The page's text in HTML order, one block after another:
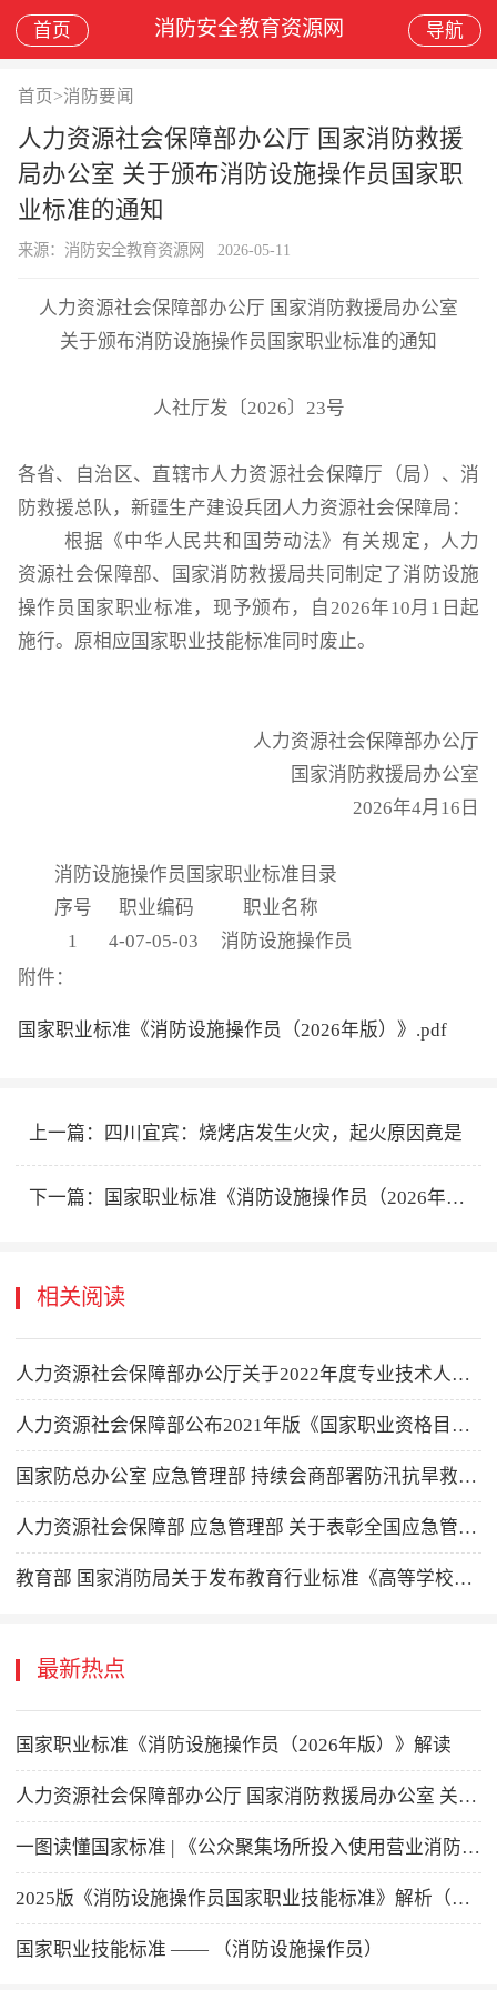
首页 消防安全教育资源网 导航
首页 >消防要闻
人力资源社会保障部办公厅 国家消防救援
局办公室 关于颁布消防设施操作员国家职
业标准的通知
来源：消防安全教育资源网 2026-05-11
人力资源社会保障部办公厅 国家消防救援局办公室
关于颁布消防设施操作员国家职业标准的通知
人社厅发 〔 2026 〕 23号
各省、自治区、直辖市人力资源社会保障厅（局）、消
防救援总队，新疆生产建设兵团人力资源社会保障局：
根据《中华人民共和国劳动法》有关规定，人力
资源社会保障部、国家消防救援局共同制定了消防设施
操作员国家职业标准，现予颁布，自 2026年10月 1 日起
施行。原相应国家职业技能标准同时废止。
人力资源社会保障部办公厅
国家消防救援局办公室
2026年4月 16 日
消防设施操作员国家职业标准目录
序号
职业编码
职业名称
1
4-07-05-03
消防设施操作员
附件：
国家职业标准《消防设施操作员（2026年版）》.pdf
上一篇： 四川宜宾：烧烤店发生火灾，起火原因竟是
下一篇： 国家职业标准《消防设施操作员（2026年版）》解读
相关阅读
人力资源社会保障部办公厅关于2022年度专业技术人员职业资格考试计划及有关事项的通知
人力资源社会保障部公布2021年版《国家职业资格目录》
国家防总办公室 应急管理部 持续会商部署防汛抗旱救灾工作 紧急调运中央物资支持天津防汛排涝
人力资源社会保障部 应急管理部 关于表彰全国应急管理系统一级英雄模范、 先进集体和先进工作者、中国消防忠诚卫士的决定
教育部 国家消防局关于发布教育行业标准《高等学校实验室消防安全管理规范》的通知
最新热点
国家职业标准《消防设施操作员（2026年版）》解读
人力资源社会保障部办公厅 国家消防救援局办公室 关于颁布消防设施操作员国家职业标准的通知
一图读懂国家标准 | 《公众聚集场所投入使用营业消防安全检查规则》
2025版《消防设施操作员国家职业技能标准》解析（含全文征求意见）
国家职业技能标准 —— （消防设施操作员）